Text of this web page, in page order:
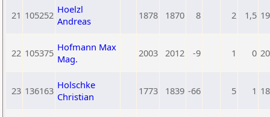
21 105252 Hoelzl
Andreas
1878 1870 8 2 1,5
22 105375 Hofmann Max
Mag.
2003 2012 -9 1 0
23 136163 Holschke
Christian
1773 1839 -66 5 1